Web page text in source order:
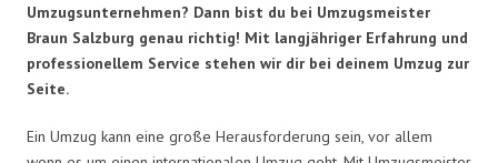
Umzugsunternehmen? Dann bist du bei Umzugsmeister
Braun Salzburg genau richtig! Mit langjähriger Erfahrung und
professionellem Service stehen wir dir bei deinem Umzug zur
Seite.
Ein Umzug kann eine große Herausforderung sein, vor allem